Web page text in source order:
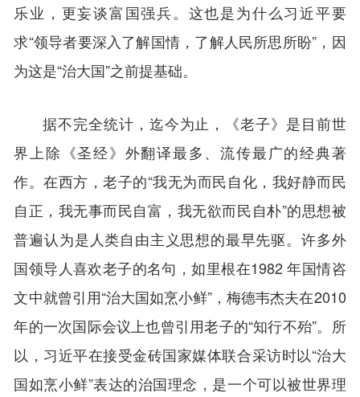
乐业，更妄谈富国强兵。这也是为什么习近平要
求“领导者要深入了解国情，了解人民所思所盼”，因
为这是“治大国”之前提基础。
据不完全统计，迄今为止，《老子》是目前世
界上除《圣经》外翻译最多、流传最广的经典著
作。在西方，老子的“我无为而民自化，我好静而民
自正，我无事而民自富，我无欲而民自朴”的思想被
普遍认为是人类自由主义思想的最早先驱。许多外
国领导人喜欢老子的名句，如里根在1982 年国情咨
文中就曾引用“治大国如烹小鲜”，梅德韦杰夫在2010
年的一次国际会议上也曾引用老子的“知行不殆”。所
以，习近平在接受金砖国家媒体联合采访时以“治大
国如烹小鲜”表达的治国理念，是一个可以被世界理